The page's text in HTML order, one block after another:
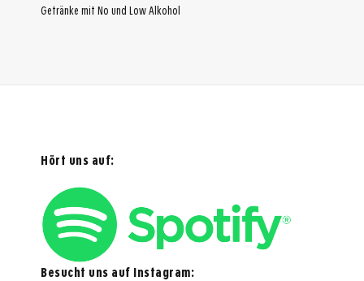
Getränke mit No und Low Alkohol
Hört uns auf:
Besucht uns auf Instagram: